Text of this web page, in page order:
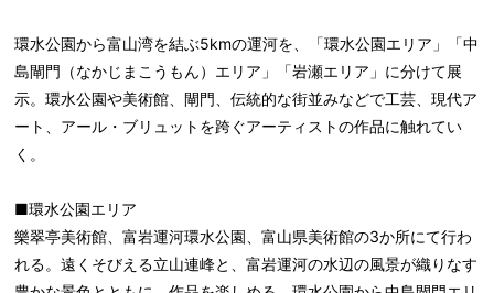
環水公園から富山湾を結ぶ5kmの運河を、「環水公園エリア」「中
島閘門（なかじまこうもん）エリア」「岩瀬エリア」に分けて展
示。環水公園や美術館、閘門、伝統的な街並みなどで工芸、現代ア
ート、アール・ブリュットを跨ぐアーティストの作品に触れてい
く。
■環水公園エリア
樂翠亭美術館、富岩運河環水公園、富山県美術館の3か所にて行わ
れる。遠くそびえる立山連峰と、富岩運河の水辺の風景が織りなす